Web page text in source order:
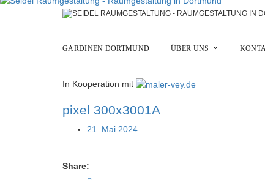
GARDINEN DORTMUND ÜBER UNS
In Kooperation mit
pixel 300x3001A
21. Mai 2024
Share: